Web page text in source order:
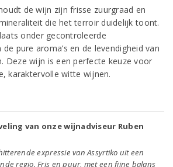
de wijn zijn frisse zuurgraad en
die het terroir duidelijk toont.
onder gecontroleerde
pure aroma’s en de levendigheid van
Deze wijn is een perfecte keuze voor
karaktervolle witte wijnen.
van onze wijnadviseur Ruben
expressie van Assyrtiko uit een
regio. Fris en puur, met een fijne balans